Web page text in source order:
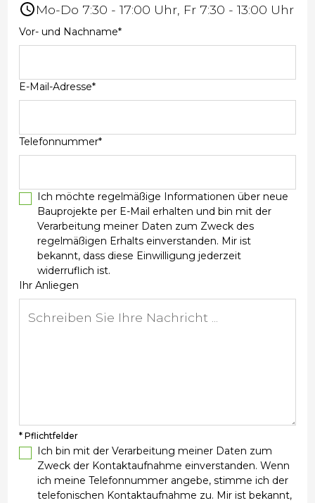
Mo-Do 7:30 - 17:00 Uhr, Fr 7:30 - 13:00 Uhr
Vor- und Nachname*
E-Mail-Adresse*
Telefonnummer*
Ich möchte regelmäßige Informationen über neue
Bauprojekte per E-Mail erhalten und bin mit der
Verarbeitung meiner Daten zum Zweck des
regelmäßigen Erhalts einverstanden. Mir ist
bekannt, dass diese Einwilligung jederzeit
widerruflich ist.
Ihr Anliegen
* Pflichtfelder
Ich bin mit der Verarbeitung meiner Daten zum
Zweck der Kontaktaufnahme einverstanden. Wenn
ich meine Telefonnummer angebe, stimme ich der
telefonischen Kontaktaufnahme zu. Mir ist bekannt,